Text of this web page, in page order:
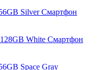
Смартфон
Смартфон